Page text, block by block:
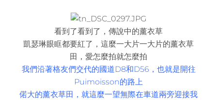
看到了看到了，傳說中的薰衣草
凱瑟琳眼眶都要紅了，這麼一大片一大片的薰衣草
田，愛怎麼拍就怎麼拍
我們沿著格友們交代的國道D8和D56，也就是開往
Puimoisson的路上
偌大的薰衣草田，就這麼一望無際在車道兩旁迎接我